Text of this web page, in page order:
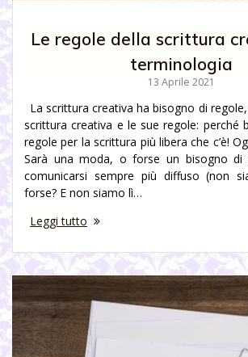
Le regole della scrittura
terminologia
13 Aprile 2021
La scrittura creativa ha bisogno di
scrittura creativa e le sue regole: perché
regole per la scrittura più libera che c’è!
Sarà una moda, o forse un bisogno di
comunicarsi sempre più diffuso (non
forse? E non siamo lì…
Leggi tutto